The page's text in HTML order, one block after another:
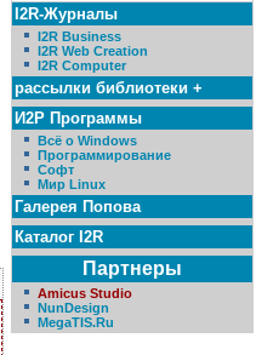
I2R-Журналы
I2R Business
I2R Web Creation
I2R Computer
рассылки библиотеки +
И2Р Программы
Всё о Windows
Программирование
Софт
Мир Linux
Галерея Попова
Каталог I2R
Партнеры
Amicus Studio
NunDesign
MegaTIS.Ru